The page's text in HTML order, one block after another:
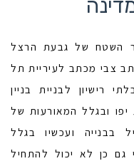
השטח של גבעת הרצל
צבי מכתב לעיריית תל
25 באפריל 1947 קיבלתי רישיון לבניית בניין
ובגלל המאורעות של
בבנייה ועכשיו בגלל
גם כן לא יכול להתחיל